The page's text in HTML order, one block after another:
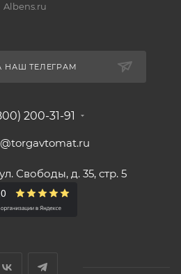
Albens.ru
НАШ ТЕЛЕГРАМ
200-31-91
Свободы, д. 35, стр. 5